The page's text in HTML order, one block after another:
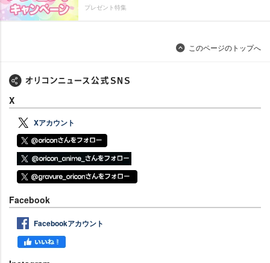
プレゼント特集
このページのトップへ
X
Xアカウント
Facebook
Facebookアカウント